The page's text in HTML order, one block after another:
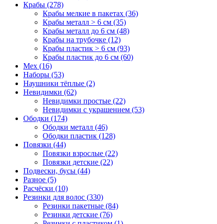
Крабы (278)
Крабы мелкие в пакетах (36)
Крабы металл > 6 см (35)
Крабы металл до 6 см (48)
Крабы на трубочке (12)
Крабы пластик > 6 см (93)
Крабы пластик до 6 см (60)
Мех (16)
Наборы (53)
Наушники тёплые (2)
Невидимки (62)
Невидимки простые (22)
Невидимки с украшением (53)
Ободки (174)
Ободки металл (46)
Ободки пластик (128)
Повязки (44)
Повязки взрослые (22)
Повязки детские (22)
Подвески, бусы (44)
Разное (5)
Расчёски (10)
Резинки для волос (330)
Резинки пакетные (84)
Резинки детские (76)